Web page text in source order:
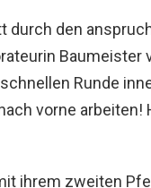
durch den
Baumeister
Runde
vorne
ihrem zweiten